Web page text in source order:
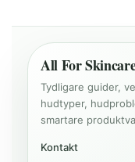
All For
Tydligare guider,
hudtyper,
smartare
Kontakt